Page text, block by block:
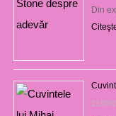
Din
21/08/